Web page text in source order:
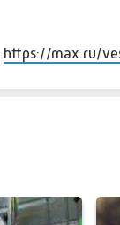
https://max.ru/